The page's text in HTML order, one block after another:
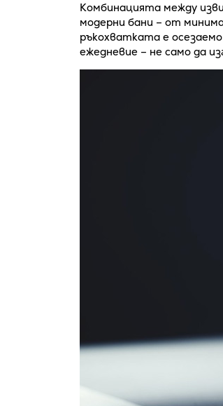
Комбинацията между
модерни бани – от
ръкохватката е
ежедневие – не само да